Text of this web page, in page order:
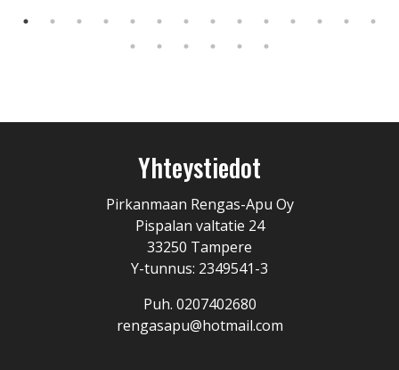
Yhteystiedot
Pirkanmaan Rengas-Apu Oy
Pispalan valtatie 24
33250 Tampere
Y-tunnus: 2349541-3
Puh. 0207402680
rengasapu@hotmail.com